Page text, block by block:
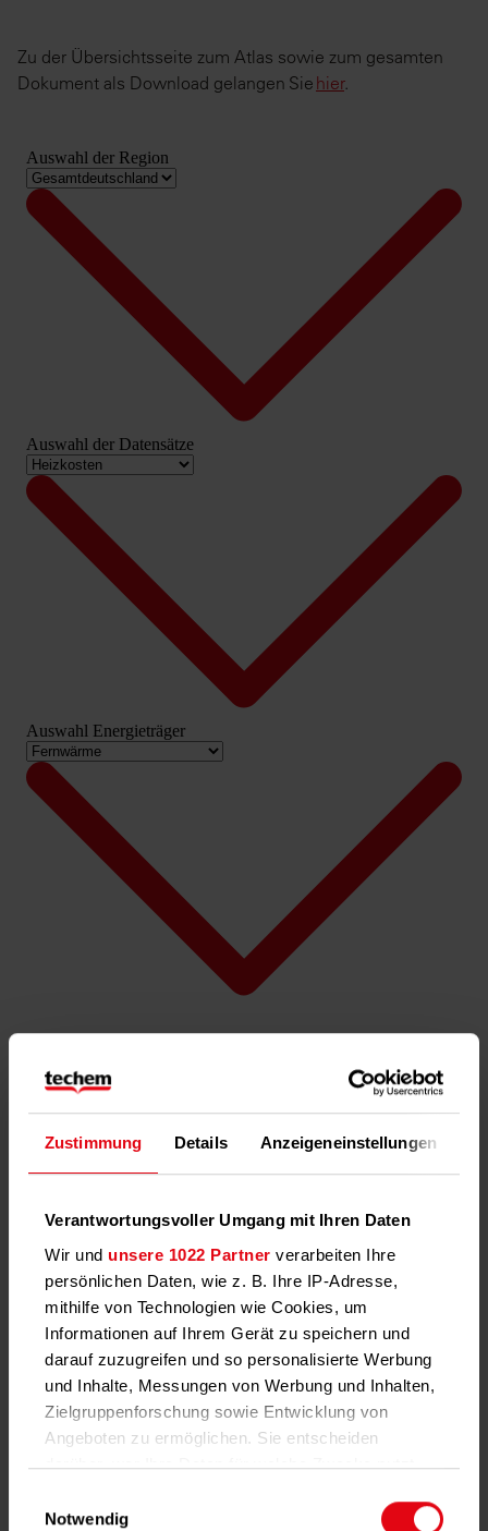
Zustimmung Details Anzeigeneinstellungen
Verantwortungsvoller Umgang mit Ihren Daten
Wir und unsere 1022 Partner verarbeiten Ihre
persönlichen Daten, wie z. B. Ihre IP-Adresse,
mithilfe von Technologien wie Cookies, um
Informationen auf Ihrem Gerät zu speichern und
darauf zuzugreifen und so personalisierte Werbung
und Inhalte, Messungen von Werbung und Inhalten,
Zielgruppenforschung sowie Entwicklung von
Angeboten zu ermöglichen. Sie entscheiden
darüber, wer Ihre Daten für welche Zwecke nutzt.
Cookie-Erklärung oder durch Klicken auf das
Notwendig
Zu der Übersichtsseite zum Atlas sowie zum gesamten
Dokument als Download gelangen Sie hier.
benötigt wird. Die Daten können anhand der drei
verschiedenen Energieträger (Erdgas, Heizöl, Fernwärme)
oder als Gesamtwert ausgewählt werden.
Heizkosten
Heizkosten sind die Kosten, die für die Versorgung eines
Gebäudes mit Raumwärme anfallen – die Daten können
anhand der drei verschiedenen Energieträger (Erdgas,
Heizöl, Fernwärme) oder als Gesamtwert ausgewählt
werden.